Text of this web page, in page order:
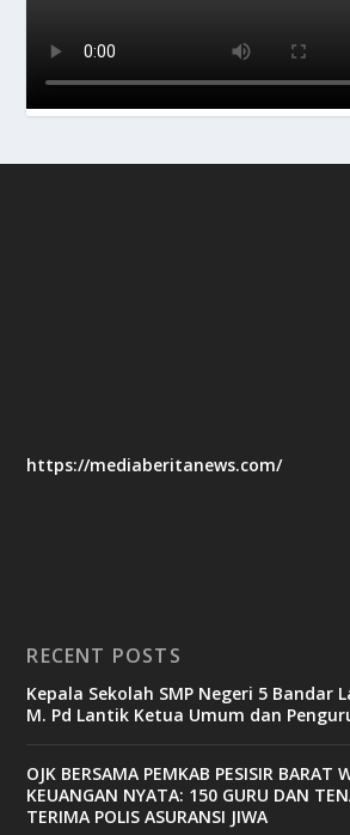
https://mediaberitanews.com/
RECENT POSTS
Kepala Sekolah SMP Negeri 5 Bandar
M. Pd Lantik Ketua Umum dan
OJK BERSAMA PEMKAB PESISIR BARAT
KEUANGAN NYATA: 150 GURU DAN
TERIMA POLIS ASURANSI JIWA